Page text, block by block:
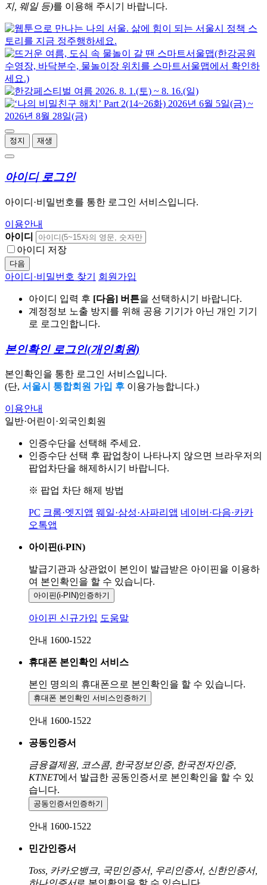
지, 웨일 등)를 이용해 주시기 바랍니다.
정지 재생
아이디 로그인
아이디·비밀번호를 통한 로그인 서비스입니다.
이용안내
아이디
아이디 저장
다음
아이디·비밀번호 찾기 회원가입
아이디 입력 후 [다음] 버튼을 선택하시기 바랍니다.
계정정보 노출 방지를 위해 공용 기기가 아닌 개인 기기
로 로그인합니다.
본인확인 로그인(개인회원)
본인확인을 통한 로그인 서비스입니다.
(단, 서울시 통합회원 가입 후 이용가능합니다.)
이용안내
일반·어린이·외국인회원
인증수단을 선택해 주세요.
인증수단 선택 후 팝업창이 나타나지 않으면 브라우저의
팝업차단을 해제하시기 바랍니다.
※ 팝업 차단 해제 방법
PC 크롬·엣지앱 웨일·삼성·사파리앱 네이버·다음·카카
오톡앱
아이핀(i-PIN)
발급기관과 상관없이 본인이 발급받은 아이핀을 이용하
여 본인확인을 할 수 있습니다.
아이핀(i-PIN)인증하기
아이핀 신규가입 도움말
안내 1600-1522
휴대폰 본인확인 서비스
본인 명의의 휴대폰으로 본인확인을 할 수 있습니다.
휴대폰 본인확인 서비스인증하기
안내 1600-1522
공동인증서
금융결제원, 코스콤, 한국정보인증, 한국전자인증,
KTNET에서 발급한 공동인증서로 본인확인을 할 수 있
습니다.
공동인증서 인증하기
안내 1600-1522
민간인증서
Toss, 카카오뱅크, 국민인증서, 우리인증서, 신한인증서,